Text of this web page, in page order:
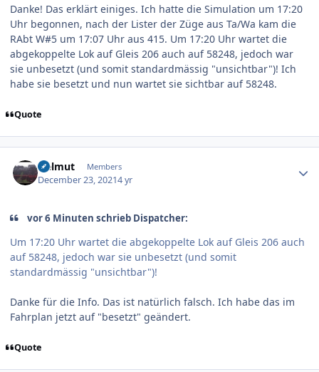
Danke! Das erklärt einiges. Ich hatte die Simulation um 17:20
Uhr begonnen, nach der Lister der Züge aus Ta/Wa kam die
RAbt W#5 um 17:07 Uhr aus 415. Um 17:20 Uhr wartet die
abgekoppelte Lok auf Gleis 206 auch auf 58248, jedoch war
sie unbesetzt (und somit standardmässig "unsichtbar")! Ich
habe sie besetzt und nun wartet sie sichtbar auf 58248.
Quote
Helmut Members
December 23, 20214 yr
vor 6 Minuten schrieb Dispatcher:
Um 17:20 Uhr wartet die abgekoppelte Lok auf Gleis 206 auch
auf 58248, jedoch war sie unbesetzt (und somit
standardmässig "unsichtbar")!
Danke für die Info. Das ist natürlich falsch. Ich habe das im
Fahrplan jetzt auf "besetzt" geändert.
Quote